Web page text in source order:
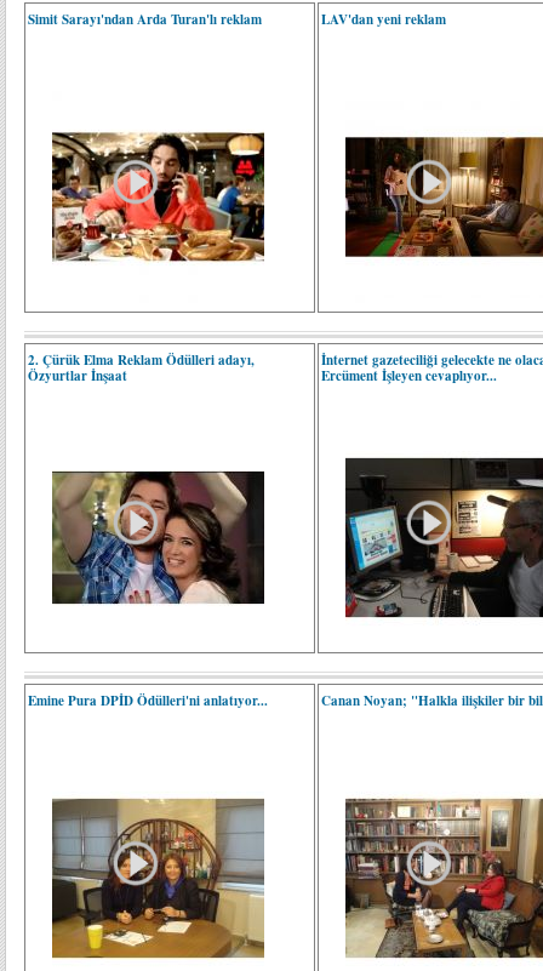
Simit Sarayı'ndan Arda Turan'lı reklam LAV'dan yeni reklam
2. Çürük Elma Reklam Ödülleri adayı,
Özyurtlar İnşaat
İnternet gazeteciliği gelecekte ne
Ercüment İşleyen cevaplıyor...
Emine Pura DPİD Ödülleri'ni anlatıyor... Canan Noyan; "Halkla ilişkiler bir